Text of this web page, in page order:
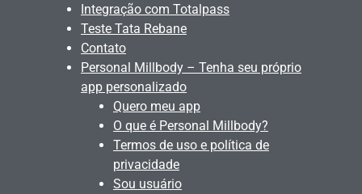
Integração com Totalpass
Teste Tata Rebane
Contato
Personal Millbody – Tenha seu próprio
app personalizado
Quero meu app
O que é Personal Millbody?
Termos de uso e política de
privacidade
Sou usuário